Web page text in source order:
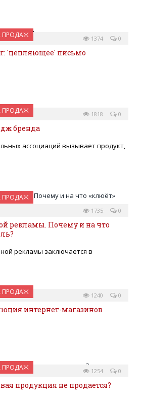
ПРОДАЖ 0
1374
'цепляющее' письмо
ПРОДАЖ 0
1818
бренда
ассоциаций вызывает продукт,
ПРОДАЖ
0
1735
рекламы. Почему и на что
рекламы заключается в
ПРОДАЖ 0
1240
интернет-магазинов
ПРОДАЖ 0
1254
продукция не продается?